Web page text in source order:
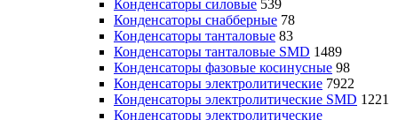
Конденсаторы силовые 539
Конденсаторы снабберные 78
Конденсаторы танталовые 83
Конденсаторы танталовые SMD 1489
Конденсаторы фазовые косинусные 98
Конденсаторы электролитические 7922
Конденсаторы электролитические SMD 1221
Конденсаторы электролитические